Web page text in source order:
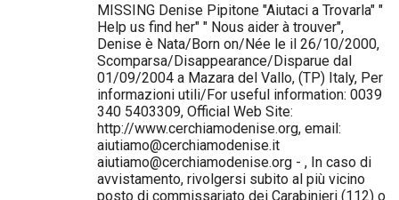
MISSING Denise Pipitone "Aiutaci a Trovarla" "
Help us find her" " Nous aider à trouver",
Denise è Nata/Born on/Née le il 26/10/2000,
Scomparsa/Disappearance/Disparue dal
01/09/2004 a Mazara del Vallo, (TP) Italy, Per
informazioni utili/For useful information: 0039
340 5403309, Official Web Site:
http://www.cerchiamodenise.org, email:
aiutiamo@cerchiamodenise.it
aiutiamo@cerchiamodenise.org - , In caso di
avvistamento, rivolgersi subito al più vicino
posto di commissariato dei Carabinieri (112) o